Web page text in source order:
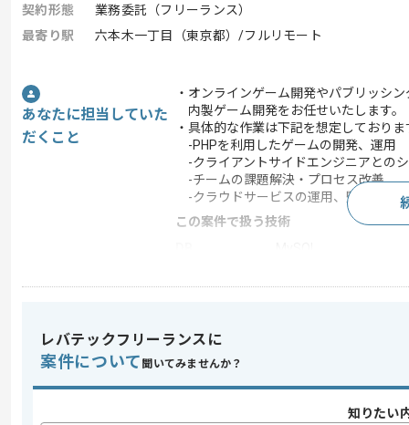
契約形態
業務委託（フリーランス）
最寄り駅
六本木一丁目（東京都）/フルリモート
あなたに担当していた
だくこと
・オンラインゲーム開発やパブリッシ
内製ゲーム開発をお任せいたします。
・具体的な作業は下記を想定しておりま
-PHPを利用したゲームの開発、運用
-クライアントサイドエンジニアとの
-チームの課題解決・プロセス改善
-クラウドサービスの運用、監視
この案件で扱う技術
業界
業務内容
特徴
参画実績あり , 20代活
レバテックフリーランスに
案件について 聞いてみませんか？
知りたい